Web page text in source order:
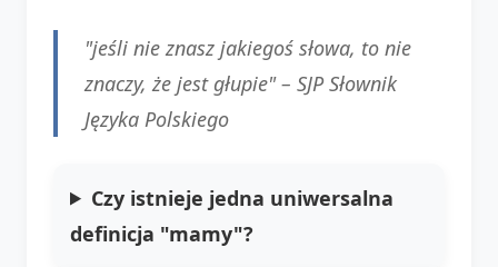
"jeśli nie znasz jakiegoś słowa, to nie
znaczy, że jest głupie" – SJP Słownik
Języka Polskiego
Czy istnieje jedna uniwersalna
definicja "mamy"?